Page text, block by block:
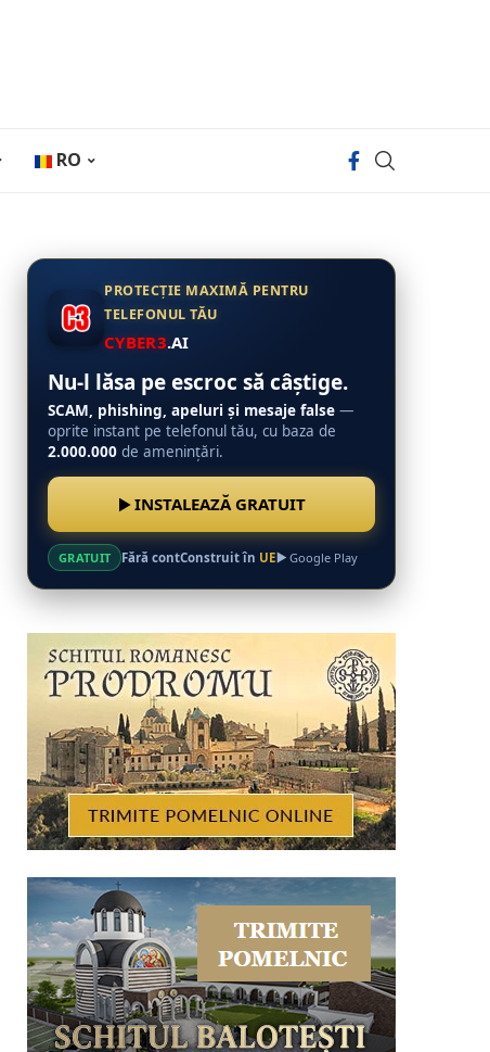
RO
PROTECȚIE MAXIMĂ PENTRU
TELEFONUL TĂU
CYBER3.AI
Nu-l lăsa pe escroc să câștige.
SCAM, phishing, apeluri și mesaje false —
oprite instant pe telefonul tău, cu baza de
2.000.000 de amenințări.
INSTALEAZĂ GRATUIT
GRATUIT Fără contConstruit în UE Google Play